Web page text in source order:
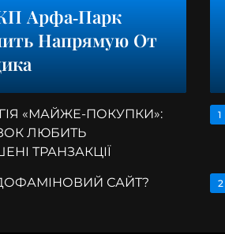
Арфа-Парк
Напрямую От
«МАЙЖЕ-ПОКУПКИ»:
ЛЮБИТЬ
ТРАНЗАКЦІЇ
САЙТ?
1
2